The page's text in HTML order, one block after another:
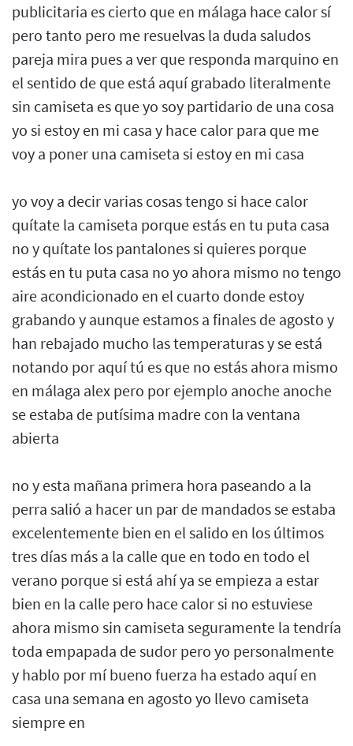
publicitaria es cierto que en málaga hace calor sí
pero tanto pero me resuelvas la duda saludos
pareja mira pues a ver que responda marquino en
el sentido de que está aquí grabado literalmente
sin camiseta es que yo soy partidario de una cosa
yo si estoy en mi casa y hace calor para que me
voy a poner una camiseta si estoy en mi casa
yo voy a decir varias cosas tengo si hace calor
quítate la camiseta porque estás en tu puta casa
no y quítate los pantalones si quieres porque
estás en tu puta casa no yo ahora mismo no tengo
aire acondicionado en el cuarto donde estoy
grabando y aunque estamos a finales de agosto y
han rebajado mucho las temperaturas y se está
notando por aquí tú es que no estás ahora mismo
en málaga alex pero por ejemplo anoche anoche
se estaba de putísima madre con la ventana
abierta
no y esta mañana primera hora paseando a la
perra salió a hacer un par de mandados se estaba
excelentemente bien en el salido en los últimos
tres días más a la calle que en todo en todo el
verano porque si está ahí ya se empieza a estar
bien en la calle pero hace calor si no estuviese
ahora mismo sin camiseta seguramente la tendría
toda empapada de sudor pero yo personalmente
y hablo por mí bueno fuerza ha estado aquí en
casa una semana en agosto yo llevo camiseta
siempre en